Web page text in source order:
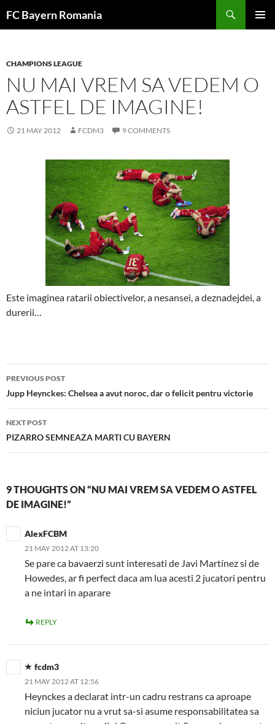
toFC Bayern Romania
CHAMPIONS LEAGUE
NU MAI VREM SA VEDEM O
ASTFEL DE IMAGINE!
21 MAY 2012 FCDM3 9 COMMENTS
Este imaginea ratarii obiectivelor, a nesansei, a deznadejdei, a
durerii…
Post
navigation
PREVIOUS POST
Jupp Heynckes: Chelsea a avut noroc, dar o felicit pentru victorie
NEXT POST
PIZARRO SEMNEAZA MARTI CU BAYERN
9 THOUGHTS ON “NU MAI VREM SA VEDEM O ASTFEL
DE IMAGINE!”
AlexFCBM
21 MAY 2012 AT 13:20
Se pare ca bavaerzi sunt interesati de Javi Martínez si de
Howedes, ar fi perfect daca am lua acesti 2 jucatori pentru
a ne intari in aparare
REPLY
fcdm3
21 MAY 2012 AT 12:56
Heynckes a declarat intr-un cadru restrans ca aproape
niciun jucator nu a vrut sa-si asume responsabilitatea sa